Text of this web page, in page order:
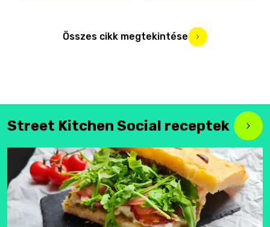
Összes cikk megtekintése
Street Kitchen Social receptek